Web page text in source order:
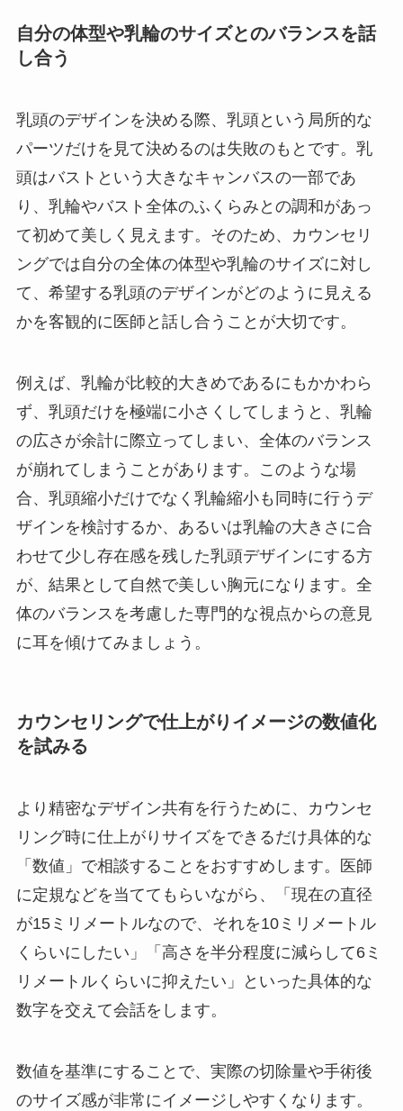
自分の体型や乳輪のサイズとのバランスを話
し合う
乳頭のデザインを決める際、乳頭という局所的な
パーツだけを見て決めるのは失敗のもとです。乳
頭はバストという大きなキャンバスの一部であ
り、乳輪やバスト全体のふくらみとの調和があっ
て初めて美しく見えます。そのため、カウンセリ
ングでは自分の全体の体型や乳輪のサイズに対し
て、希望する乳頭のデザインがどのように見える
かを客観的に医師と話し合うことが大切です。
例えば、乳輪が比較的大きめであるにもかかわら
ず、乳頭だけを極端に小さくしてしまうと、乳輪
の広さが余計に際立ってしまい、全体のバランス
が崩れてしまうことがあります。このような場
合、乳頭縮小だけでなく乳輪縮小も同時に行うデ
ザインを検討するか、あるいは乳輪の大きさに合
わせて少し存在感を残した乳頭デザインにする方
が、結果として自然で美しい胸元になります。全
体のバランスを考慮した専門的な視点からの意見
に耳を傾けてみましょう。
カウンセリングで仕上がりイメージの数値化
を試みる
より精密なデザイン共有を行うために、カウンセ
リング時に仕上がりサイズをできるだけ具体的な
「数値」で相談することをおすすめします。医師
に定規などを当ててもらいながら、「現在の直径
が15ミリメートルなので、それを10ミリメートル
くらいにしたい」「高さを半分程度に減らして6ミ
リメートルくらいに抑えたい」といった具体的な
数字を交えて会話をします。
数値を基準にすることで、実際の切除量や手術後
のサイズ感が非常にイメージしやすくなります。